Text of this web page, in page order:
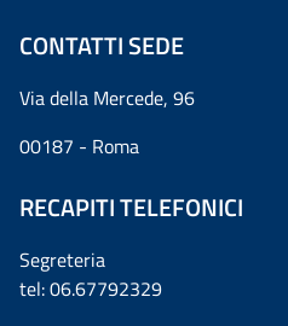
CONTATTI SEDE
Via della Mercede, 96
00187 - Roma
RECAPITI TELEFONICI
Segreteria
tel: 06.67792329